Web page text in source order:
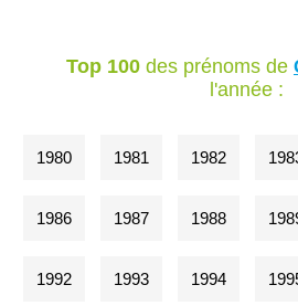
Top 100des prénoms de
l'année :
1980 1981 1982
1986 1987 1988
1992 1993 1994